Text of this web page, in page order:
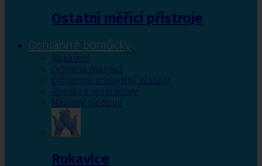
Ostatní měřící přístroje
Ochranné pomůcky
Rukavice
Ochrana matrací
Ochranné zdravotní zástěry
Roušky a respirátory
Návleky na obuv
Rukavice